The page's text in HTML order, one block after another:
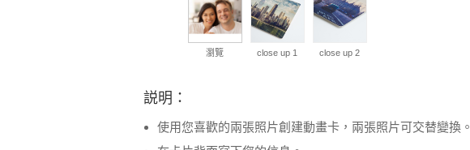
瀏覽 close up 1 close up 2
説明：
使用您喜歡的兩張照片創建動畫卡，兩張照片可交替變換。